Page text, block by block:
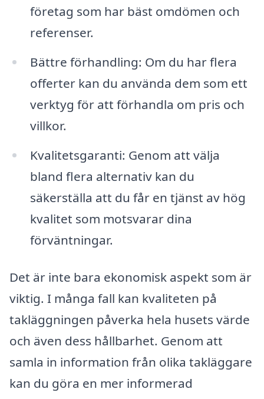
företag som har bäst omdömen och
referenser.
Bättre förhandling: Om du har flera
offerter kan du använda dem som ett
verktyg för att förhandla om pris och
villkor.
Kvalitetsgaranti: Genom att välja
bland flera alternativ kan du
säkerställa att du får en tjänst av hög
kvalitet som motsvarar dina
förväntningar.
Det är inte bara ekonomisk aspekt som är
viktig. I många fall kan kvaliteten på
takläggningen påverka hela husets värde
och även dess hållbarhet. Genom att
samla in information från olika takläggare
kan du göra en mer informerad